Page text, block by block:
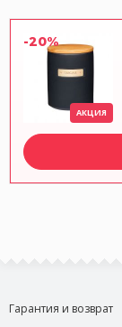
-20%
АКЦИЯ
Гарантия и возврат